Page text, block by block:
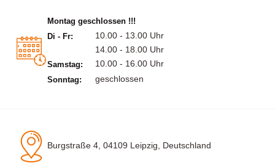
Montag geschlossen !!!
Di - Fr:
10.00 - 13.00 Uhr
14.00 - 18.00 Uhr
Samstag: 10.00 - 16.00 Uhr
Sonntag: geschlossen
Burgstraße 4, 04109 Leipzig, Deutschland